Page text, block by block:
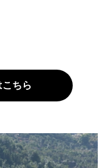
ちら